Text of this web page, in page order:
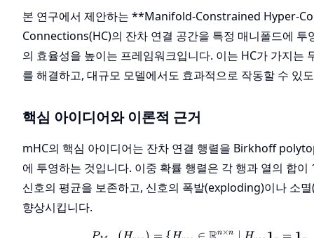
본 연구에서 제안하는 **Manifold-Constrained Hyper-
Connections(HC)의 잔차 연결 공간을 특정 매니폴드에 투
의 효율성을 높이는 프레임워크입니다. 이는 HC가 가지는
를 해결하고, 대규모 모델에서도 효과적으로 작동할 수 있
핵심 아이디어와 이론적 근거
mHC의 핵심 아이디어는 잔차 연결 행렬을 Birkhoff
에 투영하는 것입니다. 이중 확률 행렬은 각 행과 열의 합
신호의 평균을 보존하고, 신호의 폭발(exploding)이나 소
향상시킵니다.
n×n 1 1